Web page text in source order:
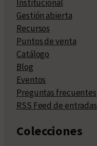
Institucional
Gestión abierta
Recursos
Puntos de venta
Catálogo
Blog
Eventos
Preguntas frecuentes
RSS Feed de entradas
Colecciones